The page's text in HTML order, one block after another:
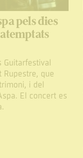
pels dies
Guitarfestival
que
i del
El concert es